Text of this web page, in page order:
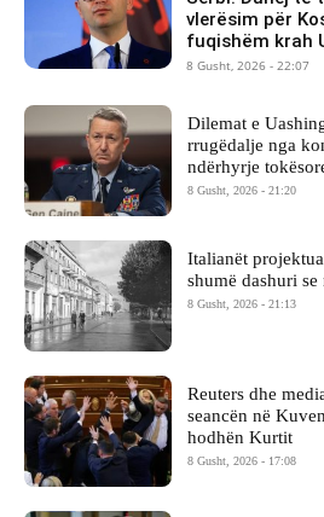
vlerësim për
fuqishëm krah
8 Gusht, 2026 - 22:07
Dilemat e
rrugëdalje nga
ndërhyrje
8 Gusht, 2026 - 21:20
Italianët
shumë dashuri se
8 Gusht, 2026 - 21:13
Reuters dhe
seancën në
hodhën Kurtit
8 Gusht, 2026 - 17:08